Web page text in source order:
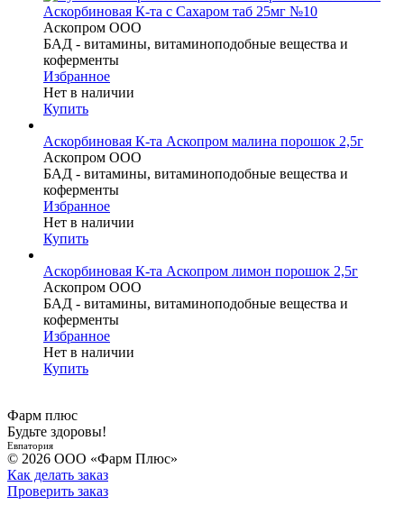
Аскорбиновая К-та с Сахаром таб 25мг №10
Аскопром ООО
БАД - витамины, витаминоподобные вещества и
коферменты
Избранное
Нет в наличии
Купить
Аскорбиновая К-та Аскопром малина порошок 2,5г
Аскопром ООО
БАД - витамины, витаминоподобные вещества и
коферменты
Избранное
Нет в наличии
Купить
Аскорбиновая К-та Аскопром лимон порошок 2,5г
Аскопром ООО
БАД - витамины, витаминоподобные вещества и
коферменты
Избранное
Нет в наличии
Купить
Фарм плюс
Будьте здоровы!
Евпатория
© 2026 ООО «Фарм Плюс»
Как делать заказ
Проверить заказ